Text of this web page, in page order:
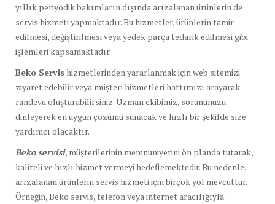
yıllık periyodik bakımların dışında arızalanan ürünlerin de
servis hizmeti yapmaktadır. Bu hizmetler, ürünlerin tamir
edilmesi, değiştirilmesi veya yedek parça tedarik edilmesi gibi
işlemleri kapsamaktadır.
Beko Servis hizmetlerinden yararlanmak için web sitemizi
ziyaret edebilir veya müşteri hizmetleri hattımızı arayarak
randevu oluşturabilirsiniz. Uzman ekibimiz, sorununuzu
dinleyerek en uygun çözümü sunacak ve hızlı bir şekilde size
yardımcı olacaktır.
Beko servisi, müşterilerinin memnuniyetini ön planda tutarak,
kaliteli ve hızlı hizmet vermeyi hedeflemektedir. Bu nedenle,
arızalanan ürünlerin servis hizmeti için birçok yol mevcuttur.
Örneğin, Beko servis, telefon veya internet aracılığıyla